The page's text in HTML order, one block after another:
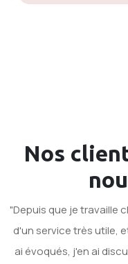
Nos
"Depuis que je travaille
d'un service très utile,
ai évoqués, j'en ai